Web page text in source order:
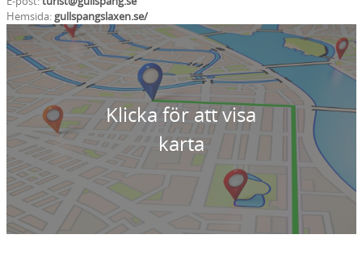
Hemsida:gullspangslaxen.se/
Klicka för att visa
karta